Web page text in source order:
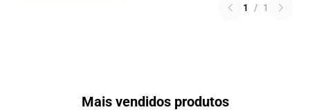
1 / 1
Mais vendidos produtos